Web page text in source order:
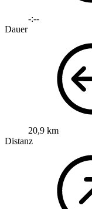
-:--
Dauer
20,9 km
Distanz